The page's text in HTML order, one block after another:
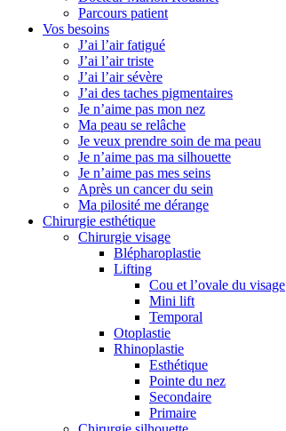
Parcours patient
Vos besoins
J’ai l’air fatigué
J’ai l’air triste
J’ai l’air sévère
J’ai des taches pigmentaires
Je n’aime pas mon nez
Ma peau se relâche
Je veux prendre soin de ma peau
Je n’aime pas ma silhouette
Je n’aime pas mes seins
Après un cancer du sein
Ma pilosité me dérange
Chirurgie esthétique
Chirurgie visage
Blépharoplastie
Lifting
Cou et l’ovale du visage
Mini lift
Temporal
Otoplastie
Rhinoplastie
Esthétique
Pointe du nez
Secondaire
Primaire